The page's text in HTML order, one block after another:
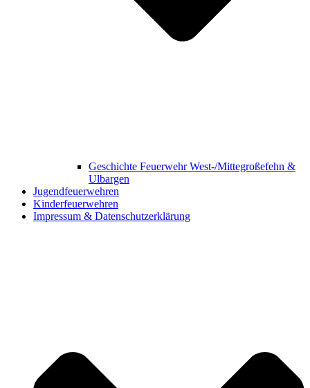
Geschichte Feuerwehr West-/Mittegroßefehn &
Ulbargen
Jugendfeuerwehren
Kinderfeuerwehren
Impressum & Datenschutzerklärung